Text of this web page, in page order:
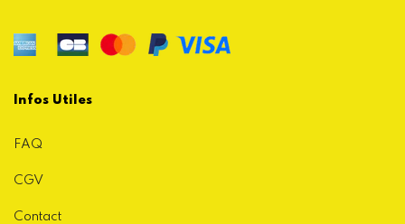
Infos Utiles
FAQ
CGV
Contact